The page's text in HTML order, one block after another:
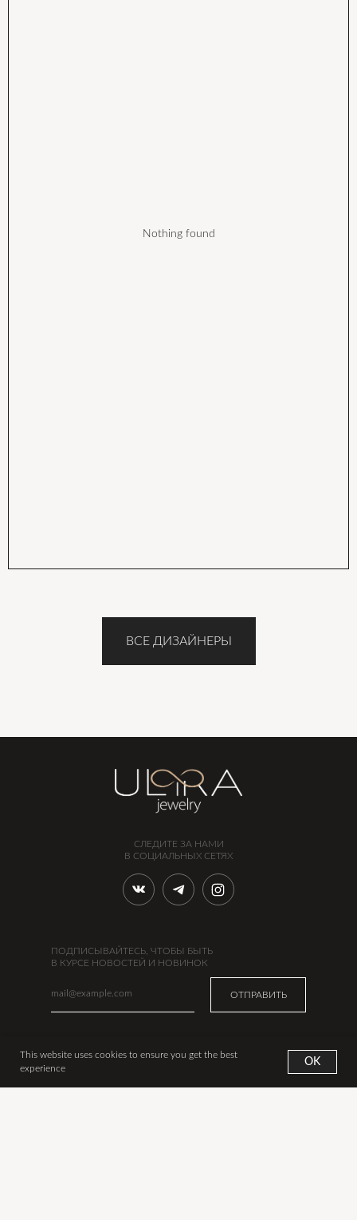
Nothing found
ВСЕ ДИЗАЙНЕРЫ
This website uses cookies to ensure you get the best
experience
OK
СЛЕДИТЕ ЗА НАМИ
В СОЦИАЛЬНЫХ СЕТЯХ
ПОДПИСЫВАЙТЕСЬ, ЧТОБЫ БЫТЬ
В КУРСЕ НОВОСТЕЙ И НОВИНОК
ОТПРАВИТЬ
УКРАШЕНИЯ